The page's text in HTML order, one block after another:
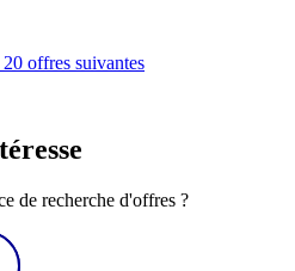
offres suivantes
de recherche d'offres ?